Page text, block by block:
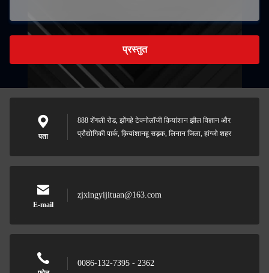
प्रस्तुत
पता
888 शेंगली रोड, झोंगहे टेक्नोलॉजी क़ियांशान झील विज्ञान और
प्रौद्योगिकी पार्क, क़ियांशानहू सड़क, लिनान जिला, हांग्जो शहर
E-mail
zjxingyijituan@163.com
0086-132-7395 - 2362